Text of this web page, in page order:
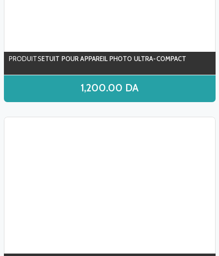
ETUIT POUR APPAREIL PHOTO ULTRA-COMPACT
1,200.00 DA